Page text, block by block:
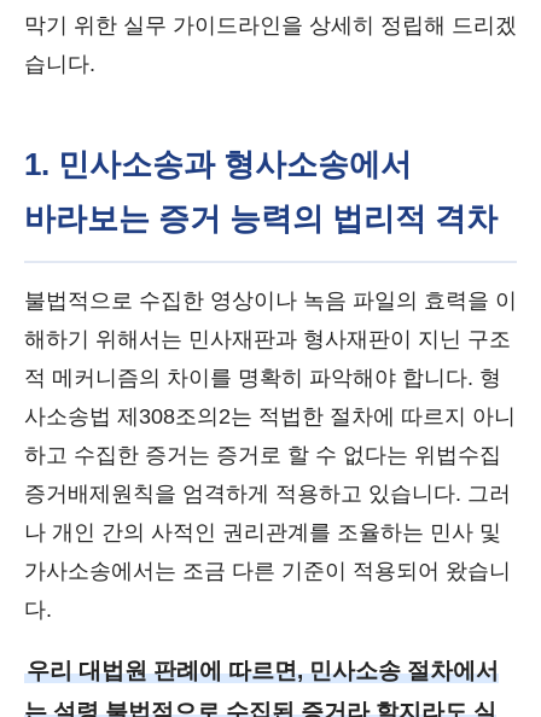
막기 위한 실무 가이드라인을 상세히 정립해 드리겠
습니다.
1. 민사소송과 형사소송에서
바라보는 증거 능력의 법리적 격차
불법적으로 수집한 영상이나 녹음 파일의 효력을 이
해하기 위해서는 민사재판과 형사재판이 지닌 구조
적 메커니즘의 차이를 명확히 파악해야 합니다. 형
사소송법 제308조의2는 적법한 절차에 따르지 아니
하고 수집한 증거는 증거로 할 수 없다는 위법수집
증거배제원칙을 엄격하게 적용하고 있습니다. 그러
나 개인 간의 사적인 권리관계를 조율하는 민사 및
가사소송에서는 조금 다른 기준이 적용되어 왔습니
다.
우리 대법원 판례에 따르면, 민사소송 절차에서
는 설령 불법적으로 수집된 증거라 할지라도 실